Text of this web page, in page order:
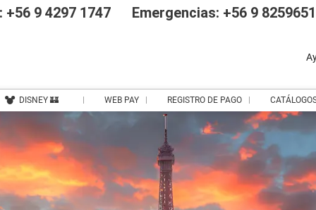
9 4297 1747 Emergencias: +56 9
DISNEY 🏰 WEB PAY REGISTRO DE PAGO